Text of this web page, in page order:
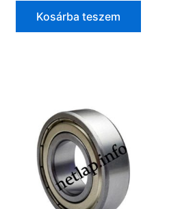
Kosárba teszem